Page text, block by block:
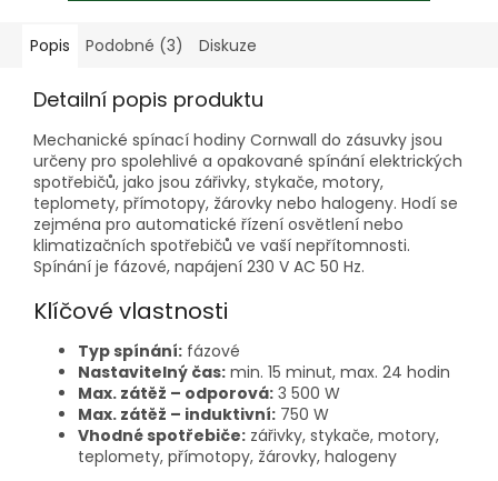
Popis Podobné (3) Diskuze
Detailní popis produktu
Mechanické spínací hodiny Cornwall do zásuvky jsou
určeny pro spolehlivé a opakované spínání elektrických
spotřebičů, jako jsou zářivky, stykače, motory,
teplomety, přímotopy, žárovky nebo halogeny. Hodí se
zejména pro automatické řízení osvětlení nebo
klimatizačních spotřebičů ve vaší nepřítomnosti.
Spínání je fázové, napájení 230 V AC 50 Hz.
Klíčové vlastnosti
Typ spínání: fázové
Nastavitelný čas: min. 15 minut, max. 24 hodin
Max. zátěž – odporová: 3 500 W
Max. zátěž – induktivní: 750 W
Vhodné spotřebiče: zářivky, stykače, motory,
teplomety, přímotopy, žárovky, halogeny